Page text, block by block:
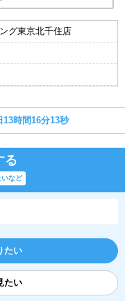
グ東京北千住店
13時間16分12秒
る
いなど
たい
たい